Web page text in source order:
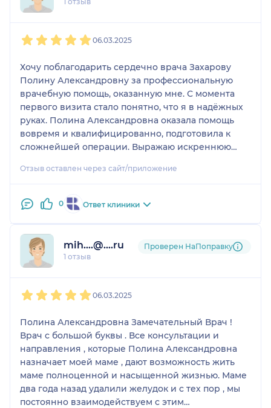
06.03.2025
Хочу поблагодарить сердечно врача Захарову
Полину Александровну за профессиональную
врачебную помощь, оказанную мне. С момента
первого визита стало понятно, что я в надёжных
руках. Полина Александровна оказала помощь
вовремя и квалифицированно, подготовила к
сложнейшей операции. Выражаю искреннюю
ответственном, благородном деле! Архимандрит
Отзыв оставлен через сайт/приложение
0 Ответ клиники
mih....@....ru
1 отзыв
Проверен НаПоправку
06.03.2025
Полина Александровна Замечательный Врач !
Врач с большой буквы . Все консультации и
направления , которые Полина Александровна
назначает моей маме , дают возможность жить
маме полноценной и насыщенной жизнью. Маме
два года назад удалили желудок и с тех пор , мы
постоянно взаимодействуем с этим